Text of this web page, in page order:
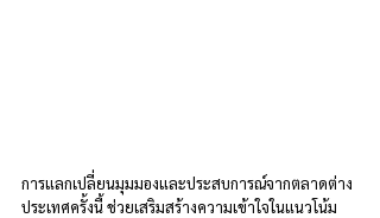
การแลกเปลี่ยนมุมมองและประสบการณ์จากตลาดต่าง
ประเทศครั้งนี้ ช่วยเสริมสร้างความเข้าใจในแนวโน้ม